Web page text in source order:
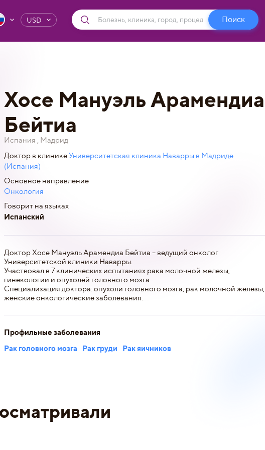
USD
Хосе Мануэль Арамендиа
Бейтиа
Испания , Мадрид
Доктор в клиникеУниверситетская клиника Наварры в Мадриде
(Испания)
Основное направление
Онкология
Говорит на языках
Испанский
Доктор Хосе Мануэль Арамендиа Бейтиа – ведущий онколог
Университетской клиники Наварры.
Участвовал в 7 клинических испытаниях рака молочной железы,
гинекологии и опухолей головного мозга.
Специализация доктора: опухоли головного мозга, рак молочной железы,
женские онкологические заболевания.
Профильные заболевания
Рак головного мозга
Рак груди Рак яичников